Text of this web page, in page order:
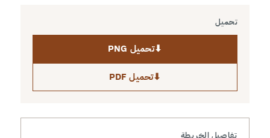
تحميل
⬇تحميل PNG
⬇تحميل PDF
تفاصيل الخريطة